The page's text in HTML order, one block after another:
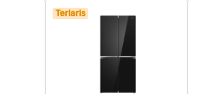
Terlaris